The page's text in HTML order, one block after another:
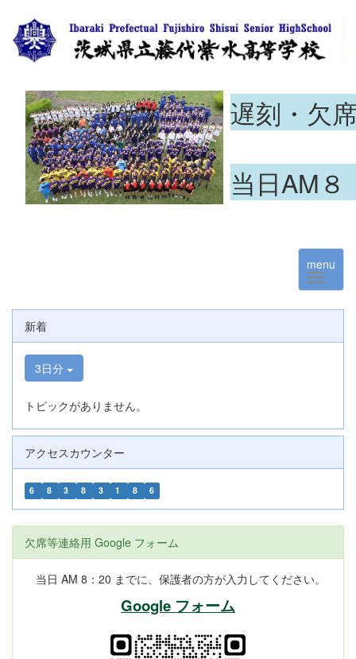
遅刻・欠
当日AM
menu
新着
3日分
トピックがありません。
アクセスカウンター
6 8 3 8 3 1 8 6
欠席等連絡用 Google フォーム
当日 AM 8：20 までに、保護者の方が入力してください。
Google フォーム